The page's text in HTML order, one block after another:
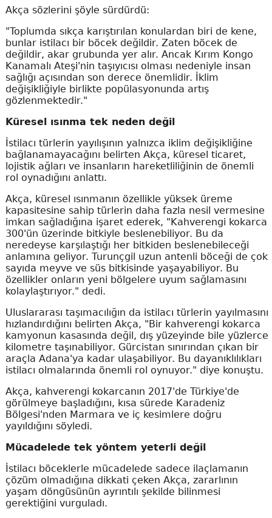
Akça sözlerini şöyle sürdürdü:
"Toplumda sıkça karıştırılan konulardan biri de kene,
bunlar istilacı bir böcek değildir. Zaten böcek de
değildir, akar grubunda yer alır. Ancak Kırım Kongo
Kanamalı Ateşi'nin taşıyıcısı olması nedeniyle insan
sağlığı açısından son derece önemlidir. İklim
değişikliğiyle birlikte popülasyonunda artış
gözlenmektedir."
Küresel ısınma tek neden değil
İstilacı türlerin yayılışının yalnızca iklim değişikliğine
bağlanamayacağını belirten Akça, küresel ticaret,
lojistik ağları ve insanların hareketliliğinin de önemli
rol oynadığını anlattı.
Akça, küresel ısınmanın özellikle yüksek üreme
kapasitesine sahip türlerin daha fazla nesil vermesine
imkan sağladığına işaret ederek, "Kahverengi kokarca
300'ün üzerinde bitkiyle beslenebiliyor. Bu da
neredeyse karşılaştığı her bitkiden beslenebileceği
anlamına geliyor. Turunçgil uzun antenli böceği de çok
sayıda meyve ve süs bitkisinde yaşayabiliyor. Bu
özellikler onların yeni bölgelere uyum sağlamasını
kolaylaştırıyor." dedi.
Uluslararası taşımacılığın da istilacı türlerin yayılmasını
hızlandırdığını belirten Akça, "Bir kahverengi kokarca
kamyonun kasasında değil, dış yüzeyinde bile yüzlerce
kilometre taşınabiliyor. Gürcistan sınırından çıkan bir
araçla Adana'ya kadar ulaşabiliyor. Bu dayanıklılıkları
istilacı olmalarında önemli rol oynuyor." diye konuştu.
Akça, kahverengi kokarcanın 2017'de Türkiye'de
görülmeye başladığını, kısa sürede Karadeniz
Bölgesi'nden Marmara ve iç kesimlere doğru
yayıldığını söyledi.
Mücadelede tek yöntem yeterli değil
İstilacı böceklerle mücadelede sadece ilaçlamanın
çözüm olmadığına dikkati çeken Akça, zararlının
yaşam döngüsünün ayrıntılı şekilde bilinmesi
gerektiğini vurguladı.